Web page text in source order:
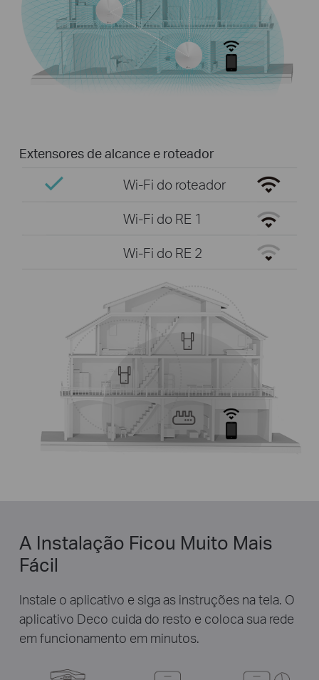
Wi-Fi do roteador
Wi-Fi do RE 1
Wi-Fi do RE 2
Extensores de alcance e roteador
A Instalação Ficou Muito Mais
Fácil
Instale o aplicativo e siga as instruções na tela. O
aplicativo Deco cuida do resto e coloca sua rede
em funcionamento em minutos.